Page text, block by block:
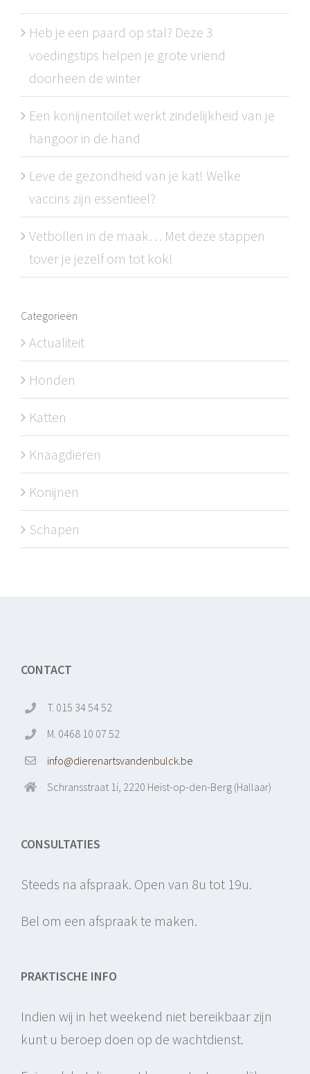
Heb je een paard op stal? Deze 3
voedingstips helpen je grote vriend
doorheen de winter
Een konijnentoilet werkt zindelijkheid van je
hangoor in de hand
Leve de gezondheid van je kat! Welke
vaccins zijn essentieel?
Vetbollen in de maak… Met deze stappen
tover je jezelf om tot kok!
Categorieën
Actualiteit
Honden
Katten
Knaagdieren
Konijnen
Schapen
CONTACT
T. 015 34 54 52
M. 0468 10 07 52
info@dierenartsvandenbulck.be
Schransstraat 1i, 2220 Heist-op-den-Berg (Hallaar)
CONSULTATIES
Steeds na afspraak. Open van 8u tot 19u.
Bel om een afspraak te maken.
PRAKTISCHE INFO
Indien wij in het weekend niet bereikbaar zijn
kunt u beroep doen op de wachtdienst.